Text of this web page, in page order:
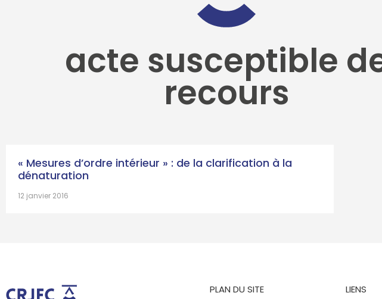
acte susceptible
recours
« Mesures d’ordre intérieur » : de la clarification à la
dénaturation
12 janvier 2016
PLAN DU SITE LIENS